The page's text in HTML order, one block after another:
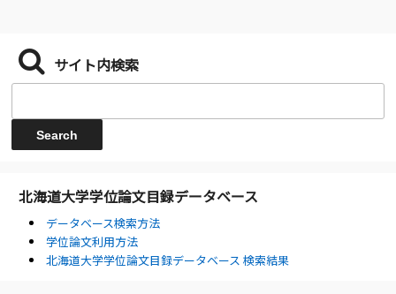
サイト内検索
北海道大学学位論文目録データベース
データベース検索方法
学位論文利用方法
北海道大学学位論文目録データベース 検索結果